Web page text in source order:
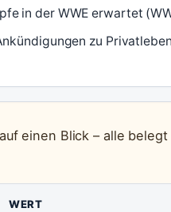
in der WWE erwartet
zu
einen Blick – alle
WERT